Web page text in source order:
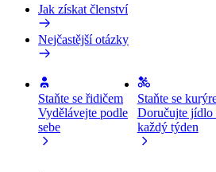
Jak získat členství
Nejčastější otázky
Staňte se řidičem
Vydělávejte podle
sebe
Staňte se
Doručujte jídlo
každý týden